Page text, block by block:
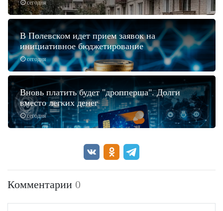
сегодня
сегодня
В Полевском идет прием заявок на
инициативное бюджетирование
сегодня
Вновь платить будет "дропперша". Долги
вместо легких денег
Комментарии 0